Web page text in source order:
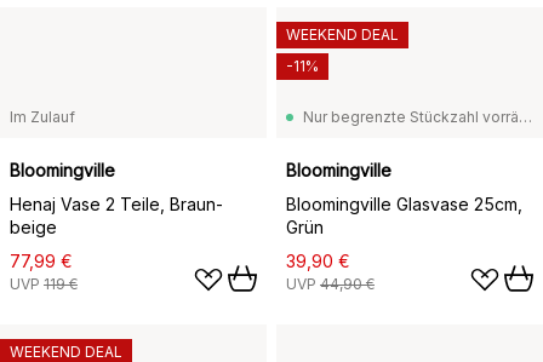
Im Zulauf
Bloomingville
Henaj Vase 2 Teile, Braun-
beige
77,99 €
UVP 119 €
Nur begrenzte Stückzahl vorrätig
Bloomingville
Bloomingville Glasvase 25cm,
Grün
39,90 €
UVP 44,90 €
WEEKEND DEAL
-11%
WEEKEND DEAL